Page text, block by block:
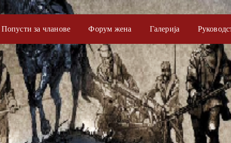
Попусти за чланове Форум жена Галерија